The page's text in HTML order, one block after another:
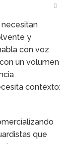
y
con voz
un volumen
contexto:
que